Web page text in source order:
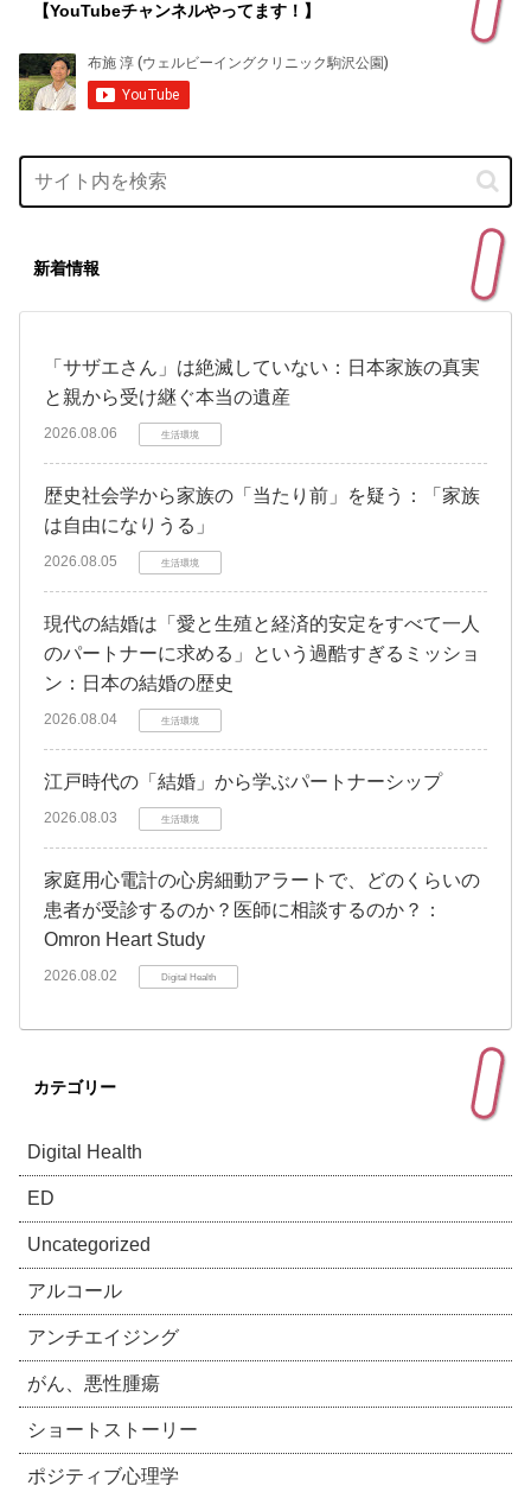
【YouTubeチャンネルやってます！】
新着情報
「サザエさん」は絶滅していない：日本家族の真実
と親から受け継ぐ本当の遺産
2026.08.06 生活環境
歴史社会学から家族の「当たり前」を疑う：「家族
は自由になりうる」
2026.08.05 生活環境
現代の結婚は「愛と生殖と経済的安定をすべて一人
のパートナーに求める」という過酷すぎるミッショ
ン：日本の結婚の歴史
2026.08.04 生活環境
江戸時代の「結婚」から学ぶパートナーシップ
2026.08.03 生活環境
家庭用心電計の心房細動アラートで、どのくらいの
患者が受診するのか？医師に相談するのか？：
Omron Heart Study
2026.08.02 Digital Health
カテゴリー
Digital Health
ED
Uncategorized
アルコール
アンチエイジング
がん、悪性腫瘍
ショートストーリー
ポジティブ心理学